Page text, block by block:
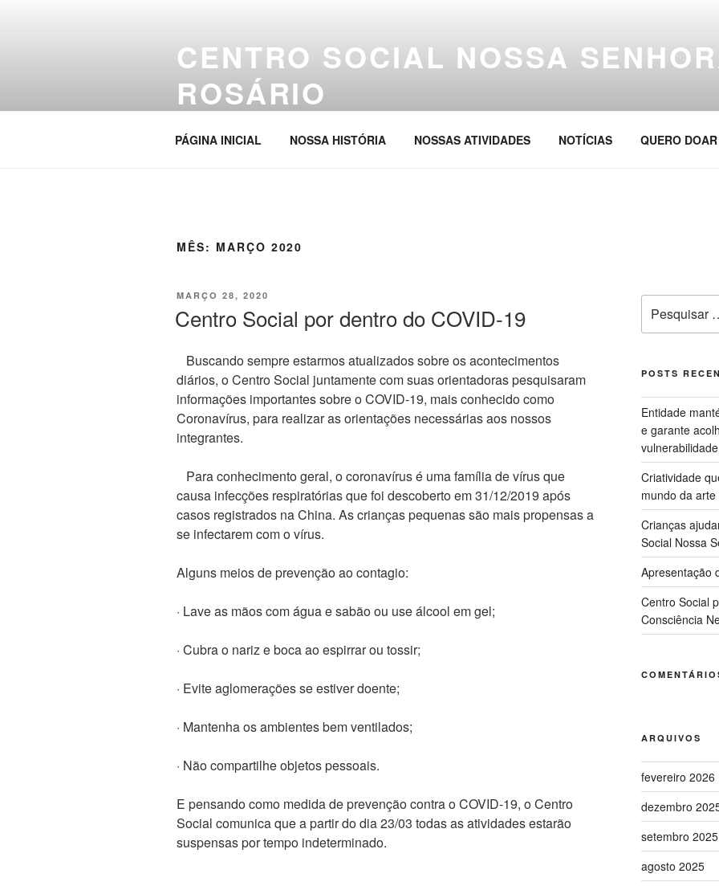
CENTRO SOCIAL NOSSA
ROSÁRIO
PÁGINA INICIAL NOSSA HISTÓRIA NOSSAS ATIVIDADES NOTÍCIAS QUERO DOAR
MÊS: MARÇO 2020
PUBLICADO
MARÇO 28, 2020
Centro Social por dentro do COVID-19
Buscando sempre estarmos atualizados sobre os acontecimentos
diários, o Centro Social juntamente com suas orientadoras pesquisaram
informações importantes sobre o COVID-19, mais conhecido como
Coronavírus, para realizar as orientações necessárias aos nossos
integrantes.
Para conhecimento geral, o coronavírus é uma família de vírus que
causa infecções respiratórias que foi descoberto em 31/12/2019 após
casos registrados na China. As crianças pequenas são mais propensas a
se infectarem com o vírus.
Alguns meios de prevenção ao contagio:
· Lave as mãos com água e sabão ou use álcool em gel;
· Cubra o nariz e boca ao espirrar ou tossir;
· Evite aglomerações se estiver doente;
· Mantenha os ambientes bem ventilados;
· Não compartilhe objetos pessoais.
E pensando como medida de prevenção contra o COVID-19, o Centro
Social comunica que a partir do dia 23/03 todas as atividades estarão
suspensas por tempo indeterminado.
por:
POSTS
Entidade
e garante
vulnerabilidade
Criatividade
mundo da
Crianças
Social Nossa
Apresentação
Centro Social
Consciência
ARQUIVOS
fevereiro 2026
dezembro
setembro 2025
agosto 2025